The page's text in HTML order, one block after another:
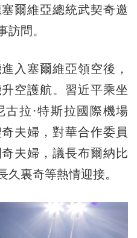
爾維亞總統武契奇邀
訪問。
塞爾維亞領空後，
空護航。習近平乘坐
拉·特斯拉國際機場
夫婦，對華合作委員
夫婦，議長布爾納比
久裏奇等熱情迎接。